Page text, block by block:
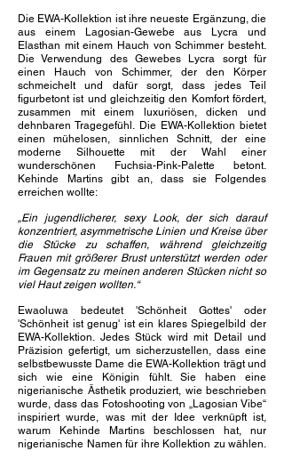
Die EWA-Kollektion ist ihre neueste Ergänzung, die
aus einem Lagosian-Gewebe aus Lycra und
Elasthan mit einem Hauch von Schimmer besteht.
Die Verwendung des Gewebes Lycra sorgt für
einen Hauch von Schimmer, der den Körper
schmeichelt und dafür sorgt, dass jedes Teil
figurbetont ist und gleichzeitig den Komfort fördert,
zusammen mit einem luxuriösen, dicken und
dehnbaren Tragegefühl. Die EWA-Kollektion bietet
einen mühelosen, sinnlichen Schnitt, der eine
moderne Silhouette mit der Wahl einer
wunderschönen Fuchsia-Pink-Palette betont.
Kehinde Martins gibt an, dass sie Folgendes
erreichen wollte:
„Ein jugendlicherer, sexy Look, der sich darauf
konzentriert, asymmetrische Linien und Kreise über
die Stücke zu schaffen, während gleichzeitig
Frauen mit größerer Brust unterstützt werden oder
im Gegensatz zu meinen anderen Stücken nicht so
viel Haut zeigen wollten.“
Ewaoluwa bedeutet 'Schönheit Gottes' oder
'Schönheit ist genug' ist ein klares Spiegelbild der
EWA-Kollektion. Jedes Stück wird mit Detail und
Präzision gefertigt, um sicherzustellen, dass eine
selbstbewusste Dame die EWA-Kollektion trägt und
sich wie eine Königin fühlt. Sie haben eine
nigerianische Ästhetik produziert, wie beschrieben
wurde, dass das Fotoshooting von „Lagosian Vibe“
inspiriert wurde, was mit der Idee verknüpft ist,
warum Kehinde Martins beschlossen hat, nur
nigerianische Namen für ihre Kollektion zu wählen.